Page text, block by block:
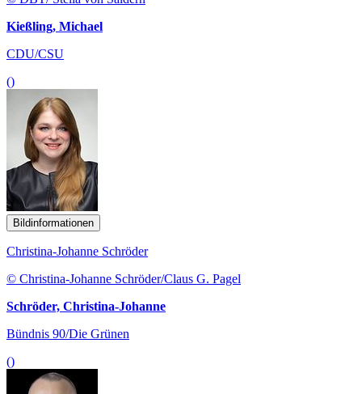
Kießling, Michael
CDU/CSU
()
Bildinformationen
Christina-Johanne Schröder
© Christina-Johanne Schröder/Claus G. Pagel
Schröder, Christina-Johanne
Bündnis 90/Die Grünen
()